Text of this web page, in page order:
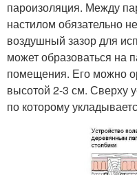
пароизоляция. Между
настилом обязательно
воздушный зазор для
может образоваться на
помещения. Его можно
высотой 2-3 см. Сверху
по которому